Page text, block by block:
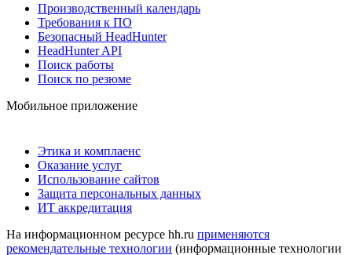
Производственный календарь
Требования к ПО
Безопасный HeadHunter
HeadHunter API
Поиск работы
Поиск по резюме
Мобильное приложение
Этика и комплаенс
Оказание услуг
Использование сайтов
Защита персональных данных
ИТ аккредитация
На информационном ресурсе hh.ru применяются
рекомендательные технологии (информационные технологии